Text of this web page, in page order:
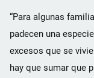
“Para algunas
padecen una
excesos que se
hay que sumar que